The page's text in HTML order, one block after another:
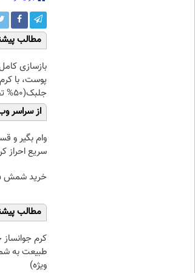
مطالب
بازسازی
پوست، با
جلبک(50% تخفیف)
از سراسر
وام بگیر و
سریع احراز
خرید شمش 2.5 گرمی از طلاسی 😍
مطالب
کرم
طبیعت به
ویژه)